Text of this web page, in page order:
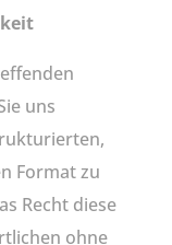
uns
Format zu
Recht diese
ohne